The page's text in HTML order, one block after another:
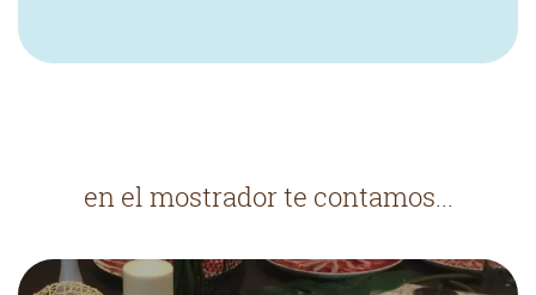
en el mostrador te contamos...